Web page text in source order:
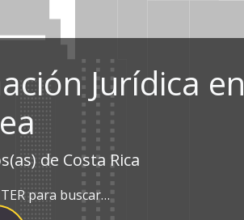
Jurídica en
de Costa Rica
para buscar…